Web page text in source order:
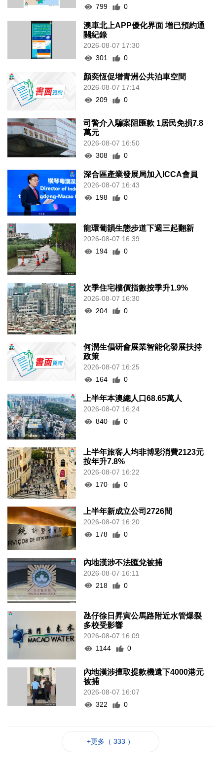
799
0
澳車北上APP優化界面 增已預約通
關紀錄
2026-08-07 17:30
301
0
顏奕恆促增青洲公共泊車空間
2026-08-07 17:14
209
0
司警介入騙案阻匯款 1居民免損7.8
萬元
2026-08-07 16:50
308
0
深合區產業發展局加入ICCA會員
2026-08-07 16:43
198
0
龍環葡韻生態步道下週三起翻新
2026-08-07 16:39
194
0
次季住宅樓價指數按季升1.9%
2026-08-07 16:30
204
0
何潤生倡研會展業智能化發展扶持
政策
2026-08-07 16:25
164
0
上半年本澳總人口68.65萬人
2026-08-07 16:24
840
0
上半年旅客人均非博彩消費2123元
按年升7.8%
2026-08-07 16:22
170
0
上半年新成立公司2726間
2026-08-07 16:20
178
0
內地漢涉不法匯兌被捕
2026-08-07 16:11
218
0
氹仔徐日昇寅公馬路附近水管爆裂
多校受影響
2026-08-07 16:09
1144
0
內地漢涉擅取提款機遺下4000港元
被捕
2026-08-07 16:07
322
0
+更多（ 333 ）